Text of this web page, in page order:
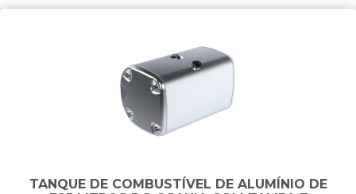
TANQUE DE COMBUSTÍVEL DE ALUMÍNIO DE